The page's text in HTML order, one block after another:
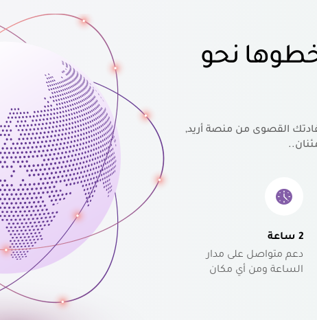
نحو
القصوى من منصة أريد,
2 ساعة
دعم متواصل على مدار
الساعة ومن أي مكان